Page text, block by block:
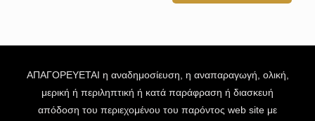
ΑΠΑΓΟΡΕΥΕΤΑΙ η αναδημοσίευση, η αναπαραγωγή, ολική,
μερική ή περιληπτική ή κατά παράφραση ή διασκευή
απόδοση του περιεχομένου του παρόντος web site με